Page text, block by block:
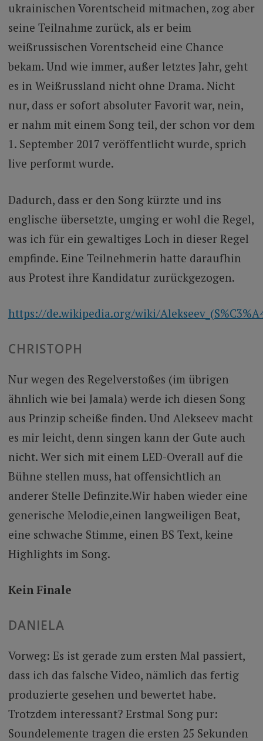
ukrainischen Vorentscheid mitmachen, zog aber
seine Teilnahme zurück, als er beim
weißrussischen Vorentscheid eine Chance
bekam. Und wie immer, außer letztes Jahr, geht
es in Weißrussland nicht ohne Drama. Nicht
nur, dass er sofort absoluter Favorit war, nein,
er nahm mit einem Song teil, der schon vor dem
1. September 2017 veröffentlicht wurde, sprich
live performt wurde.
Dadurch, dass er den Song kürzte und ins
englische übersetzte, umging er wohl die Regel,
was ich für ein gewaltiges Loch in dieser Regel
empfinde. Eine Teilnehmerin hatte daraufhin
aus Protest ihre Kandidatur zurückgezogen.
https://de.wikipedia.org/wiki/
CHRISTOPH
Nur wegen des Regelverstoßes (im übrigen
ähnlich wie bei Jamala) werde ich diesen Song
aus Prinzip scheiße finden. Und Alekseev macht
es mir leicht, denn singen kann der Gute auch
nicht. Wer sich mit einem LED-Overall auf die
Bühne stellen muss, hat offensichtlich an
anderer Stelle Definzite.Wir haben wieder eine
generische Melodie,einen langweiligen Beat,
eine schwache Stimme, einen BS Text, keine
Highlights im Song.
Kein Finale
DANIELA
Vorweg: Es ist gerade zum ersten Mal passiert,
dass ich das falsche Video, nämlich das fertig
produzierte gesehen und bewertet habe.
Trotzdem interessant? Erstmal Song pur:
Soundelemente tragen die ersten 25 Sekunden